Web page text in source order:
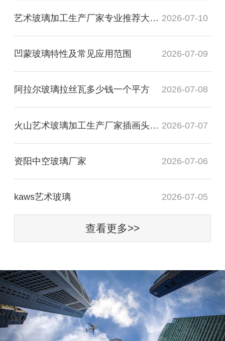
艺术玻璃加工生产厂家专业推荐大专毕业 2026-07-10
凹蒙玻璃特性及常见应用范围 2026-07-09
阿拉尔玻璃拉丝瓦多少钱一个平方 2026-07-08
火山艺术玻璃加工生产厂家插画头像图 2026-07-07
资阳中空玻璃厂家 2026-07-06
kaws艺术玻璃 2026-07-05
查看更多>>